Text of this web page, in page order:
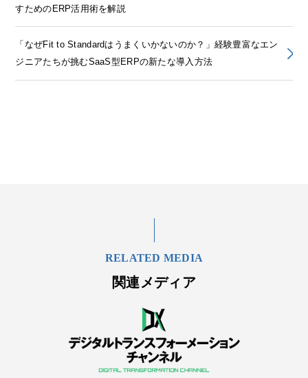
すためのERP活用術を解説
「なぜFit to Standardはうまくいかないのか？」経験豊富なエン
ジニアたちが挑むSaaS型ERPの新たな導入方法
RELATED MEDIA
関連メディア